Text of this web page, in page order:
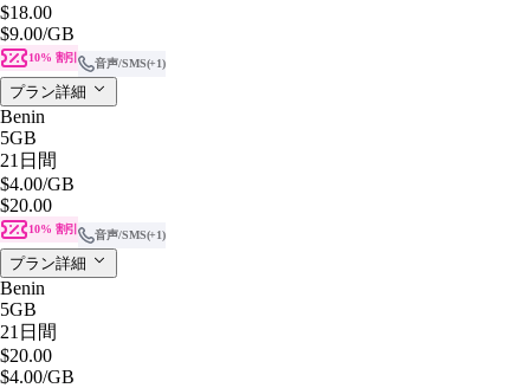
$18.00
$9.00/GB
10% 割引 音声/SMS(+1)
プラン詳細
Benin
5GB
21日間
$4.00/GB
$20.00
10% 割引 音声/SMS(+1)
プラン詳細
Benin
5GB
21日間
$20.00
$4.00/GB